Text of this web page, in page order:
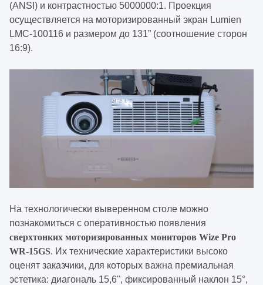
(ANSI) и контрастностью 5000000:1. Проекция
осуществляется на моторизированный экран Lumien
LMC-100116 и размером до 131” (соотношение сторон
16:9).
На технологически выверенном столе можно
познакомиться с оперативностью появления
сверхтонких моторизированных мониторов Wize Pro
WR-15GS. Их технические характеристики высоко
оценят заказчики, для которых важна премиальная
эстетика: диагональ 15,6", фиксированный наклон 15°,